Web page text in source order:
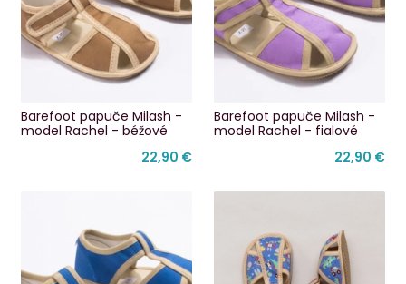
Barefoot papuče Milash -
model Rachel - béžové
22,90 €
Barefoot papuče Milash -
model Rachel - fialové
22,90 €